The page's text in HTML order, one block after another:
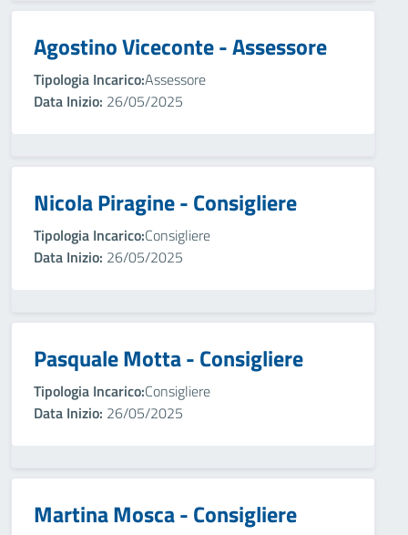
Agostino Viceconte - Assessore
Tipologia Incarico:Assessore
Data Inizio: 26/05/2025
Nicola Piragine - Consigliere
Tipologia Incarico:Consigliere
Data Inizio: 26/05/2025
Pasquale Motta - Consigliere
Tipologia Incarico:Consigliere
Data Inizio: 26/05/2025
Martina Mosca - Consigliere